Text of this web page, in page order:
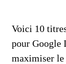
Voici 10
pour Google
maximiser